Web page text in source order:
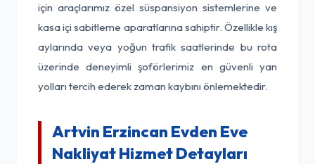
için araçlarımız özel süspansiyon sistemlerine ve
kasa içi sabitleme aparatlarına sahiptir. Özellikle kış
aylarında veya yoğun trafik saatlerinde bu rota
üzerinde deneyimli şoförlerimiz en güvenli yan
yolları tercih ederek zaman kaybını önlemektedir.
Artvin Erzincan Evden Eve
Nakliyat Hizmet Detayları